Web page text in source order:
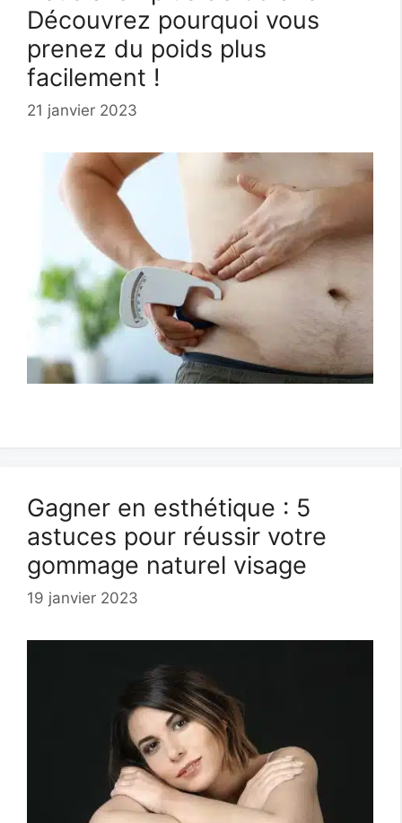
Découvrez pourquoi vous
prenez du poids plus
facilement !
21 janvier 2023
Gagner en esthétique : 5
astuces pour réussir votre
gommage naturel visage
19 janvier 2023